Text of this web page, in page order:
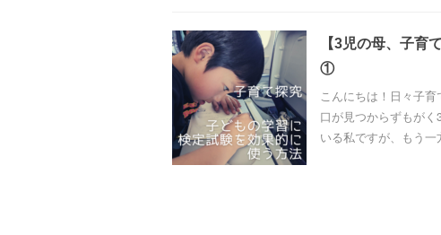
【3児の母、子育
①
こんにちは！日々子
口が見つからずもが
いる私ですが、もう